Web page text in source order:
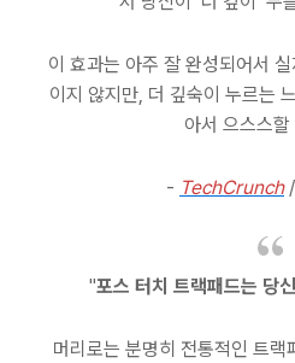
이 효과는 아주 잘 완성되어서
이지 않지만, 더 깊숙이 누르는
아서 으스스
- TechCrunch/
"포스 터치 트랙패드는 당
머리로는 분명히 전통적인 트